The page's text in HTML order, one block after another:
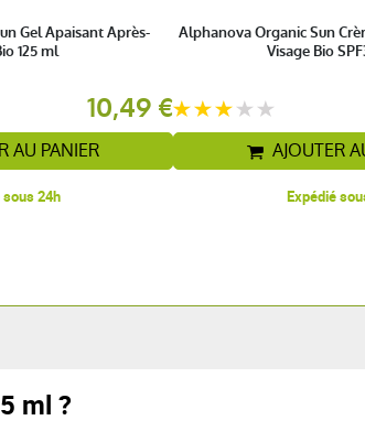
Gel Apaisant Après-
125 ml
10,49 €
AU PANIER
24h
Alphanova Organic Sun
Visage Bio
AJOUTER
Expédié
ml ?